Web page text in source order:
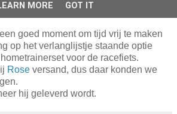
23, 2010
goed moment om tijd vrij te maken
op het verlanglijstje staande optie
voor de racefiets.
Rose versand, dus daar konden we
hij geleverd wordt.
MORE GOT IT